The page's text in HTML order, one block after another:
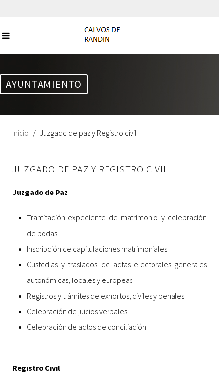
AYUNTAMIENTO
Inicio Juzgado de paz y Registro civil
JUZGADO DE PAZ Y REGISTRO CIVIL
Juzgado de Paz
Tramitación expediente de matrimonio y celebración
de bodas
Inscripción de capitulaciones matrimoniales
Custodias y traslados de actas electorales generales
autonómicas, locales y europeas
Registros y trámites de exhortos, civiles y penales
Celebración de juicios verbales
Celebración de actos de conciliación
Registro Civil